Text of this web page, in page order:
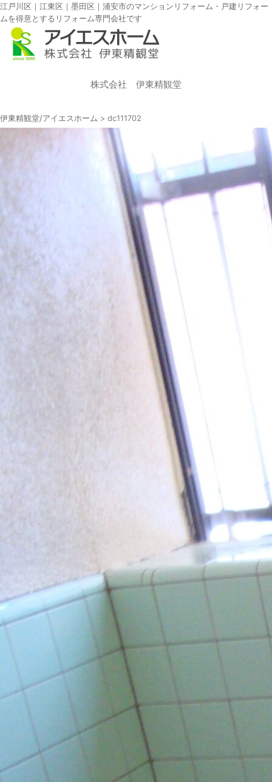
江戸川区｜江東区｜墨田区｜浦安市のマンションリフォーム・戸建リフォー
ムを得意とするリフォーム専門会社です
株式会社 伊東精観堂
伊東精観堂/アイエスホーム > dc111702